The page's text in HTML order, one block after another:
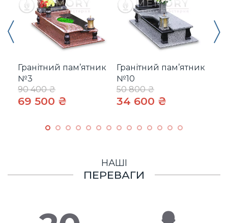
Гранітний пам’ятник
№3
90 400 ₴
69 500 ₴
Гранітний пам’ятник
№10
50 800 ₴
34 600 ₴
НАШІ
ПЕРЕВАГИ